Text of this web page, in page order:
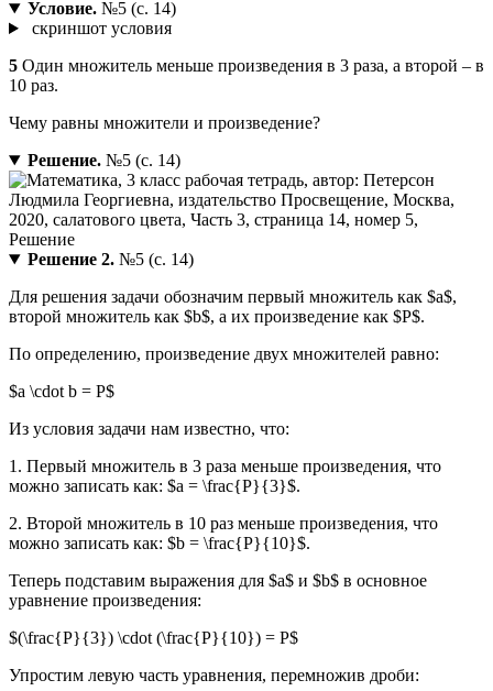
Условие.№5 (с. 14)
скриншот условия
5 Один множитель меньше произведения в 3 раза, а второй – в
10 раз.
Чему равны множители и произведение?
Решение.№5 (с. 14)
Решение 2.№5 (с. 14)
Для решения задачи обозначим первый множитель как $a$,
второй множитель как $b$, а их произведение как $P$.
По определению, произведение двух множителей равно:
$a \cdot b = P$
Из условия задачи нам известно, что:
1. Первый множитель в 3 раза меньше произведения, что
можно записать как: $a = \frac{P}{3}$.
2. Второй множитель в 10 раз меньше произведения, что
можно записать как: $b = \frac{P}{10}$.
Теперь подставим выражения для $a$ и $b$ в основное
уравнение произведения:
$(\frac{P}{3}) \cdot (\frac{P}{10}) = P$
Упростим левую часть уравнения, перемножив дроби: